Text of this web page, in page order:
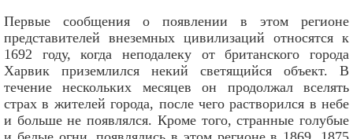
Первые сообщения о появлении в этом регионе
представителей внеземных цивилизаций относятся к
1692 году, когда неподалеку от британского города
Харвик приземлился некий светящийся объект. В
течение нескольких месяцев он продолжал вселять
страх в жителей города, после чего растворился в небе
и больше не появлялся. Кроме того, странные голубые